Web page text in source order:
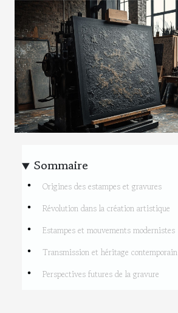
Sommaire
Origines des estampes et gravures
Révolution dans la création artistique
Estampes et mouvements modernistes
Transmission et héritage contemporain
Perspectives futures de la gravure